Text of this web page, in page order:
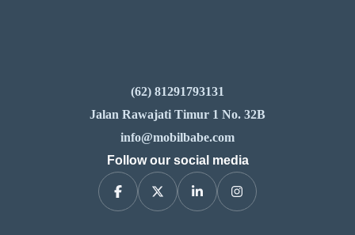
(62) 81291793131
Jalan Rawajati Timur 1 No. 32B
info@mobilbabe.com
Follow our social media